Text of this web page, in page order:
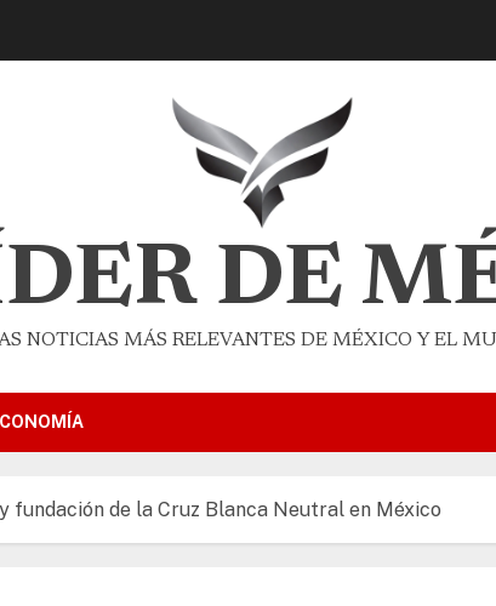
DE
NOTICIAS MÁS RELEVANTES DE MÉXICO Y EL
fundación de la Cruz Blanca Neutral en México